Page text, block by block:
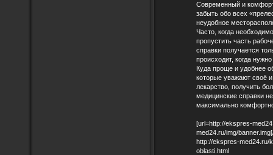
Современный и
забыть обо всех
неудобное
Часто, когда
пропустить часть
справки получается
происходит, когда
Куда проще и удобнее
которые уважают своё
лекарство, получить
медицинские справки
максимально
[url=http://ekspres-
med24.ru/img/
http://ekspres-med24.ru/
oblasti.html